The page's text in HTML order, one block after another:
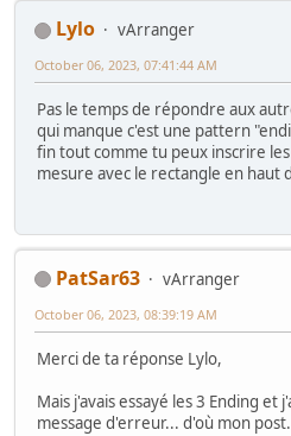
Lylo
vArranger
October 06, 2023, 07:41:44 AM
Pas le temps de répondre aux
qui manque c'est une pattern
fin tout comme tu peux inscrire
mesure avec le rectangle en haut
PatSar63
vArranger
October 06, 2023, 08:39:19 AM
Merci de ta réponse Lylo,
Mais j'avais essayé les 3 Ending et
message d'erreur... d'où mon